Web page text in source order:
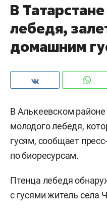
В
лебедя,
домашним
В Алькеевском районе
молодого лебедя,
гусям, сообщает
по биоресурсам.
Птенца лебедя
с гусями житель села